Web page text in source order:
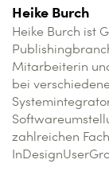
Heike Burch
Heike Burch ist
Mitarbeiterin
bei
zahlreichen